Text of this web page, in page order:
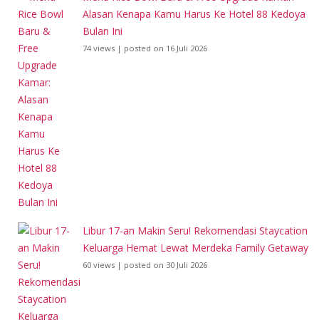
Alasan Kenapa Kamu Harus Ke Hotel 88 Kedoya
Bulan Ini
74 views | posted on 16 Juli 2026
Libur 17-an Makin Seru! Rekomendasi Staycation
Keluarga Hemat Lewat Merdeka Family Getaway
60 views | posted on 30 Juli 2026